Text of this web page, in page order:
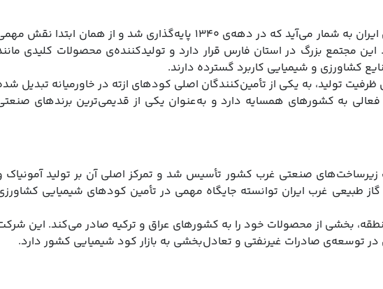
پتروشیمی شیراز نخستین مجتمع پتروشیمی ایران به شمار می‌آید که در دهه‌ی ۱۳۴۰ پایه‌گذاری شد و از همان ابتدا نقش
بزرگ در استان فارس قرار دارد و تولیدکننده‌ی محصولات کلیدی
کشاورزی و شیمیایی کاربرد گسترده دارند.
تولید، به یکی از تأمین‌کنندگان اصلی کودهای ازته در خاورمیانه تبدیل
فعالی به کشورهای همسایه دارد و به‌عنوان یکی از قدیمی‌ترین برندهای
صنعتی غرب کشور تأسیس شد و تمرکز اصلی آن بر تولید آمونیاک
گاز طبیعی غرب ایران توانسته جایگاه مهمی در تأمین کودهای شیمیایی
بخشی از محصولات خود را به کشورهای عراق و ترکیه صادر می‌کند. این
توسعه‌ی صادرات غیرنفتی و تعادل‌بخشی به بازار کود شیمیایی کشور دارد.